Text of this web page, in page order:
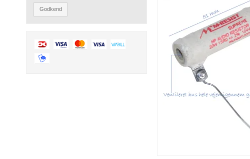
Godkend